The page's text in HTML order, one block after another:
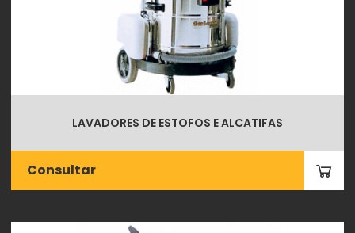
LAVADORES DE ESTOFOS E ALCATIFAS
Consultar